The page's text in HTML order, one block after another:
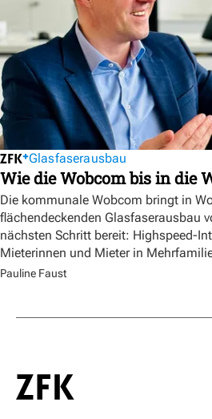
Glasfaserausbau
Wie die Wobcom bis in die
Die kommunale Wobcom bringt in
flächendeckenden Glasfaserausbau
nächsten Schritt bereit: Highspeed-
Mieterinnen und Mieter in
Pauline Faust